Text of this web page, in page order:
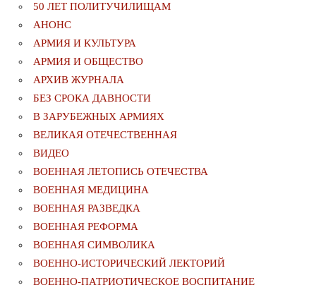
50 ЛЕТ ПОЛИТУЧИЛИЩАМ
АНОНС
АРМИЯ И КУЛЬТУРА
АРМИЯ И ОБЩЕСТВО
АРХИВ ЖУРНАЛА
БЕЗ СРОКА ДАВНОСТИ
В ЗАРУБЕЖНЫХ АРМИЯХ
ВЕЛИКАЯ ОТЕЧЕСТВЕННАЯ
ВИДЕО
ВОЕННАЯ ЛЕТОПИСЬ ОТЕЧЕСТВА
ВОЕННАЯ МЕДИЦИНА
ВОЕННАЯ РАЗВЕДКА
ВОЕННАЯ РЕФОРМА
ВОЕННАЯ СИМВОЛИКА
ВОЕННО-ИСТОРИЧЕСКИЙ ЛЕКТОРИЙ
ВОЕННО-ПАТРИОТИЧЕСКОЕ ВОСПИТАНИЕ